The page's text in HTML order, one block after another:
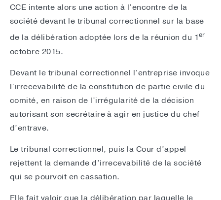
CCE intente alors une action à l’encontre de la
société devant le tribunal correctionnel sur la base
de la délibération adoptée lors de la réunion du 1er
octobre 2015.
Devant le tribunal correctionnel l’entreprise invoque
l’irrecevabilité de la constitution de partie civile du
comité, en raison de l’irrégularité de la décision
autorisant son secrétaire à agir en justice du chef
d’entrave.
Le tribunal correctionnel, puis la Cour d’appel
rejettent la demande d’irrecevabilité de la société
qui se pourvoit en cassation.